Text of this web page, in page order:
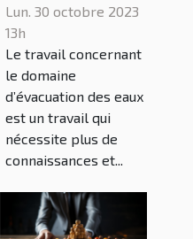
pompe de
relevage ?
Lun. 30 octobre 2023
13h
Le travail concernant
le domaine
d’évacuation des eaux
est un travail qui
nécessite plus de
connaissances et...